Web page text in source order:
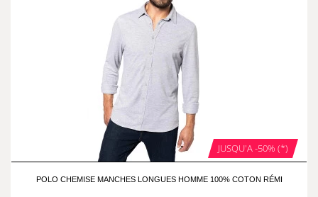
JUSQU'A -50% (*)
POLO CHEMISE MANCHES LONGUES HOMME 100% COTON RÉMI